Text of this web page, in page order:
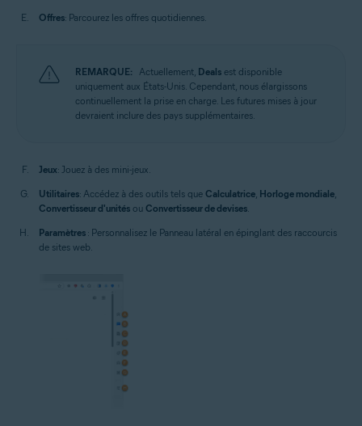
Offres: Parcourez les offres quotidiennes.
REMARQUE: Actuellement, Deals est disponible
uniquement aux États-Unis. Cependant, nous élargissons
continuellement la prise en charge. Les futures mises à jour
devraient inclure des pays supplémentaires.
Jeux: Jouez à des mini-jeux.
Utilitaires: Accédez à des outils tels que Calculatrice, Horloge mondiale,
Convertisseur d'unités ou Convertisseur de devises.
Paramètres : Personnalisez le Panneau latéral en épinglant des raccourcis
de sites web.